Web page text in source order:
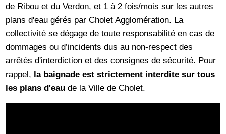
de Ribou et du Verdon, et 1 à 2 fois/mois sur les autres
plans d'eau gérés par Cholet Agglomération. La
collectivité se dégage de toute responsabilité en cas de
dommages ou d’incidents dus au non-respect des
arrêtés d'interdiction et des consignes de sécurité. Pour
rappel, la baignade est strictement interdite sur tous
les plans d'eau de la Ville de Cholet.